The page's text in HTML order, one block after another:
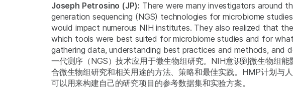
Joseph Petrosino (JP): There were many investigators around
generation sequencing (NGS) technologies for microbiome
would impact numerous NIH institutes. They also realized that
which tools were best suited for microbiome studies and for
gathering data, understanding best practices and methods, and
一代测序（NGS）技术应用于微生物组研究。NIH意识到微生物组
合微生物组研究和相关用途的方法、策略和最佳实践。HMP计划与
可以用来构建自己的研究项目的参考数据集和实验方案。